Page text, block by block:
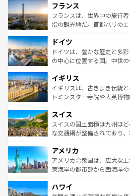
ませてくれるイタリアで、
なお、新着のイタリア情報は
しい。
文化が根付くこの国では、
れる闘牛、そして美味しい
る。首都マドリードの洗練
の城塞都市、穏やかなビー
せる。地方によって風土や
性
フランス
フランスは、世界中の旅行
指の観光地だ。首都パリの
で、幅広い魅力が詰まって
聖堂、美しいビーチ、そし
から魅了する。また、フラ
いる。シャンパンの発祥地
香り高いラベンダー畑など
らに、パリ以外の地域にも
れる地方に足を運ぶとそれ
きるだろう。 なお、
を参照してほしい。
ドイツ
ドイツは、豊かな歴史と多
の中心に位置する国。中世
顔を持つこの国は、どこを
ルリンの文化的活気、バイ
してライン川沿いのワイン
は、お酒好きな人にはぜひ体験してほ
ドイツ情報はコンテンツ一覧
イギリス
イギリスは、古きよき伝統
トミンスター寺院や大英博
リアごとに異なる魅力があ
ティー、ビール好きにはた
戦など、本場だからこそで
ンツ一覧を参照してほしい。
スイス
スイスの国土面積は九州ほ
な交通網が整備されており
の建物がそのまま残る町や
博物館もあり、アルプス観
ことができる。国民の所得
ば市内交通費無料で観光を楽しむ
アメリカ
アメリカ合衆国は、広大な
東海岸の都市部から西海岸
のような巨大都市は、観光、
ハワイ